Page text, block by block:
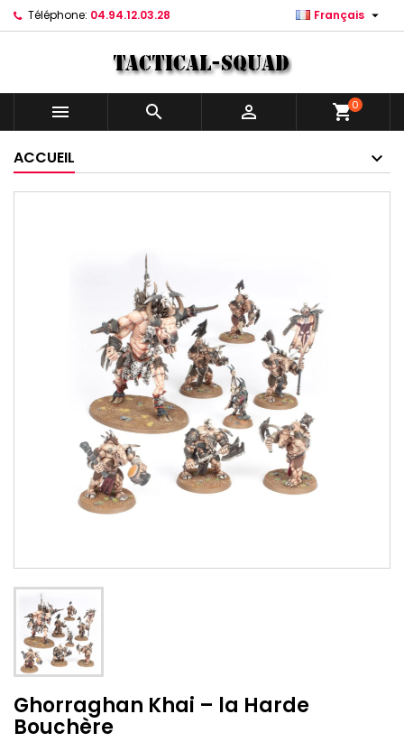
Téléphone: 04.94.12.03.28 Français 
   shopping_cart0
ACCUEIL
Ghorraghan Khai – la Harde
Bouchère